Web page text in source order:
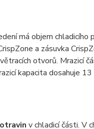
má objem
a zásuvka
otvorů. Mrazicí
kapacita dosahuje
v chladicí části. V